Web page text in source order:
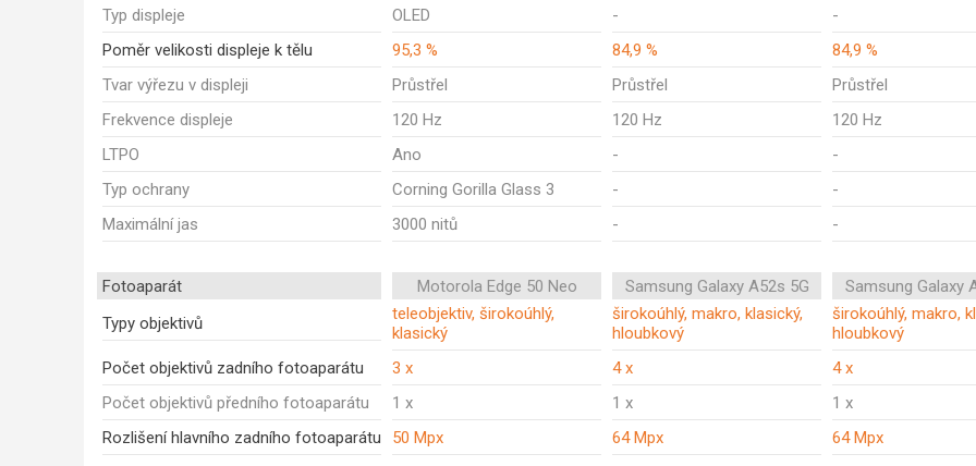
Typ displeje
OLED -
-
Poměr velikosti displeje k tělu
95,3 % 84,9 %
84,9 %
Tvar výřezu v displeji
Průstřel Průstřel
Průstřel
Frekvence displeje
120 Hz 120 Hz
120 Hz
LTPO
Ano -
-
Typ ochrany
Corning Gorilla Glass 3 -
-
Maximální jas
3000 nitů - -
Fotoaparát Motorola Edge 50 Neo Samsung Galaxy A52s 5G
Samsung Galaxy
Typy objektivů
teleobjektiv, širokoúhlý,
klasický
širokoúhlý, makro, klasický,
hloubkový
širokoúhlý, makro,
hloubkový
Počet objektivů zadního fotoaparátu
3 x 4 x
4 x
Počet objektivů předního fotoaparátu
1 x 1 x
1 x
Rozlišení hlavního zadního fotoaparátu
50 Mpx 64 Mpx
64 Mpx